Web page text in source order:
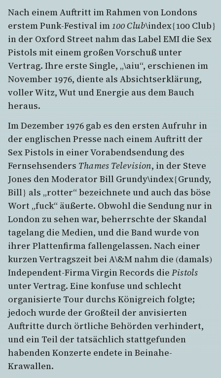
Nach einem Auftritt im Rahmen von Londons
erstem Punk-Festival im100 Club\index{100 Club}
in der Oxford Street nahm das Label EMI die Sex
Pistols mit einem großen Vorschuß unter
Vertrag. Ihre erste Single, „\aiu“, erschienen im
November 1976, diente als Absichtserklärung,
voller Witz, Wut und Energie aus dem Bauch
heraus.
Im Dezember 1976 gab es den ersten Aufruhr in
der englischen Presse nach einem Auftritt der
Sex Pistols in einer Vorabendsendung des
Fernsehsenders Thames Television, in der Steve
Jones den Moderator Bill Grundy\index{Grundy,
Bill} als „rotter“ bezeichnete und auch das böse
Wort „fuck“ äußerte. Obwohl die Sendung nur in
London zu sehen war, beherrschte der Skandal
tagelang die Medien, und die Band wurde von
ihrer Plattenfirma fallengelassen. Nach einer
kurzen Vertragszeit bei A\&M nahm die (damals)
Independent-Firma Virgin Records diePistols
unter Vertrag. Eine konfuse und schlecht
organisierte Tour durchs Königreich folgte;
jedoch wurde der Großteil der anvisierten
Auftritte durch örtliche Behörden verhindert,
und ein Teil der tatsächlich stattgefunden
habenden Konzerte endete in Beinahe-
Krawallen.